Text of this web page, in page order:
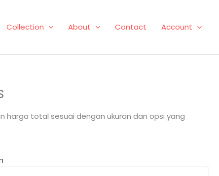
Collection About Contact Account
harga total sesuai dengan ukuran dan opsi yang